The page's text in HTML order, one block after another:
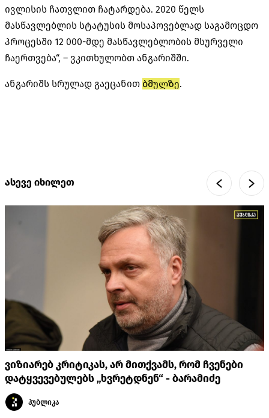
ივლისის ჩათვლით ჩატარდება. 2020 წელს
მასწავლებლის სტატუსის მოსაპოვებლად საგამოცდო
პროცესში 12 000-მდე მასწავლებლობის მსურველი
ჩაერთვება“, – ვკითხულობთ ანგარიშში.
ანგარიშს სრულად გაეცანით ბმულზე.
ასევე იხილეთ
ვიზიარებ კრიტიკას, არ მითქვამს, რომ ჩვენები
დატყვევებულებს „ხვრეტდნენ“ - ბარამიძე
პუბლიკა